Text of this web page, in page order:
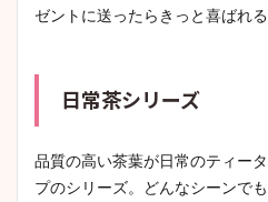
ゼントに送ったらきっと喜ばれる
日常茶シリーズ
品質の高い茶葉が日常のティー
プのシリーズ。どんなシーンで